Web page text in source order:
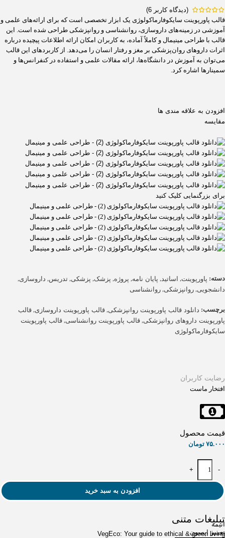
(دیدگاه کاربر 6
)
قالب پاورپوینت سایکوفارماکولوژی یک ابزار تخصصی است که برای ارائه‌های علمی و
آموزشی در زمینه‌های داروسازی، روانشناسی و روانپزشکی طراحی شده است. این
قالب با طراحی مینیمال و کاملاً آماده، به کاربران امکان ارائه اطلاعات پیچیده درباره
اثرات داروهای روان‌پزشکی بر مغز و رفتار انسان را می‌دهد. از کاربردهای این قالب
می‌توان به آموزش در دانشگاه‌ها، ارائه مقالات علمی و استفاده در کنفرانس‌ها و
سمینارها اشاره کرد.
افزودن به علاقه مندی ها
مقایسه
برای بزرگنمایی کلیک کنید
دسته: پاورپوینت اساتید پایان نامه پروژه پزشک پزشکی تدریس داروسازی
دانشجویی روانپزشکی روانشناسی
برچسب: دانلود قالب پاورپوینت روانپزشکی قالب پاورپوینت داروسازی قالب
پاورپوینت داروهای روانپزشکی قالب پاورپوینت روانشناسی قالب پاورپوینت
سایکوفارماکولوژی
رضایت کاربران
افتخار ماست
قیمت محصول
۷۵.۰۰۰ تومان
-
+
افزودن به سبد خرید
تبلیغات متنی
تعمیر اپسون
VegEco: Your guide to ethical & green living
انیمه